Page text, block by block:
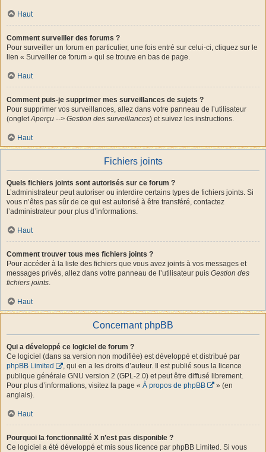
Haut
Comment surveiller des forums ?
Pour surveiller un forum en particulier, une fois entré sur celui-ci, cliquez sur le
lien « Surveiller ce forum » qui se trouve en bas de page.
Haut
Comment puis-je supprimer mes surveillances de sujets ?
Pour supprimer vos surveillances, allez dans votre panneau de l’utilisateur
(ongletAperçu --> Gestion des surveillances) et suivez les instructions.
Haut
Fichiers joints
Quels fichiers joints sont autorisés sur ce forum ?
L’administrateur peut autoriser ou interdire certains types de fichiers joints. Si
vous n’êtes pas sûr de ce qui est autorisé à être transféré, contactez
l’administrateur pour plus d’informations.
Haut
Comment trouver tous mes fichiers joints ?
Pour accéder à la liste des fichiers que vous avez joints à vos messages et
messages privés, allez dans votre panneau de l’utilisateur puis Gestion des
fichiers joints.
Haut
Concernant phpBB
Qui a développé ce logiciel de forum ?
Ce logiciel (dans sa version non modifiée) est développé et distribué par
phpBB Limited
, qui en a les droits d’auteur. Il est publié sous la licence
publique générale GNU version 2 (GPL-2.0) et peut être diffusé librement.
Pour plus d’informations, visitez la page « À propos de phpBB
» (en
anglais).
Haut
Pourquoi la fonctionnalité X n’est pas disponible ?
Ce logiciel a été développé et mis sous licence par phpBB Limited. Si vous